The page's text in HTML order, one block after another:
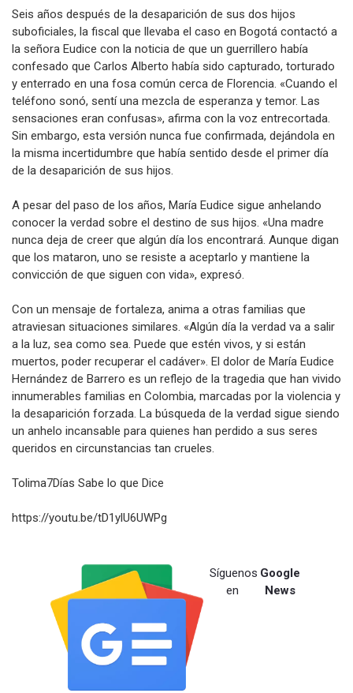
Seis años después de la desaparición de sus dos hijos
suboficiales, la fiscal que llevaba el caso en Bogotá contactó a
la señora Eudice con la noticia de que un guerrillero había
confesado que Carlos Alberto había sido capturado, torturado
y enterrado en una fosa común cerca de Florencia. «Cuando el
teléfono sonó, sentí una mezcla de esperanza y temor. Las
sensaciones eran confusas», afirma con la voz entrecortada.
Sin embargo, esta versión nunca fue confirmada, dejándola en
la misma incertidumbre que había sentido desde el primer día
de la desaparición de sus hijos.
A pesar del paso de los años, María Eudice sigue anhelando
conocer la verdad sobre el destino de sus hijos. «Una madre
nunca deja de creer que algún día los encontrará. Aunque digan
que los mataron, uno se resiste a aceptarlo y mantiene la
convicción de que siguen con vida», expresó.
Con un mensaje de fortaleza, anima a otras familias que
atraviesan situaciones similares. «Algún día la verdad va a salir
a la luz, sea como sea. Puede que estén vivos, y si están
muertos, poder recuperar el cadáver». El dolor de María Eudice
Hernández de Barrero es un reflejo de la tragedia que han vivido
innumerables familias en Colombia, marcadas por la violencia y
la desaparición forzada. La búsqueda de la verdad sigue siendo
un anhelo incansable para quienes han perdido a sus seres
queridos en circunstancias tan crueles.
Tolima7Días Sabe lo que Dice
https://youtu.be/tD1ylU6UWPg
Síguenos
en
Google
News